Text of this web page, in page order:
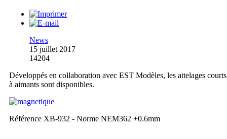
News
15 juillet 2017
14204
Développés en collaboration avec EST Modèles, les attelages courts
à aimants sont disponibles.
Référence XB-932 - Norme NEM362 +0.6mm